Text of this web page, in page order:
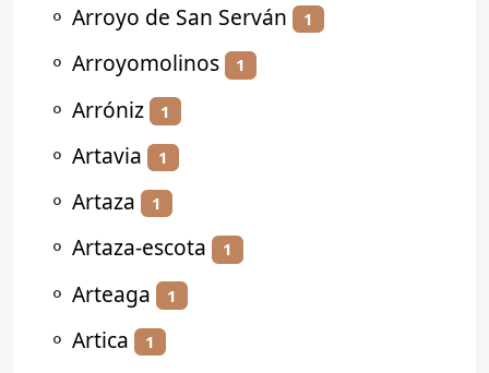
⚬ Arroyo de San Serván 1
⚬ Arroyomolinos 1
⚬ Arróniz 1
⚬ Artavia 1
⚬ Artaza 1
⚬ Artaza-escota 1
⚬ Arteaga 1
⚬ Artica 1